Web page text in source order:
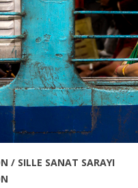
/ SILLE SANAT SARAYI